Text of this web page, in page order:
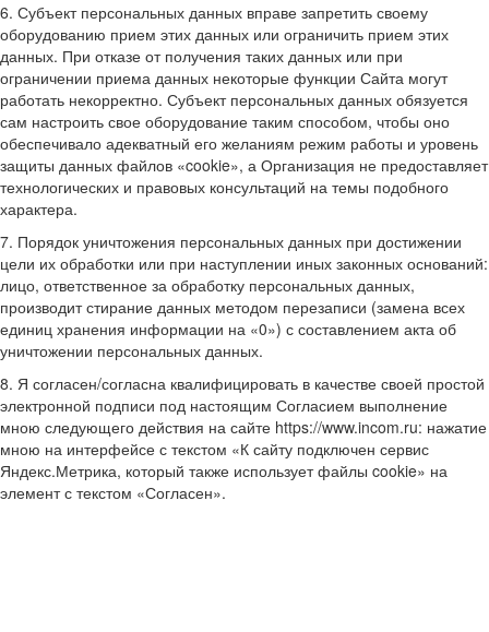
6. Субъект персональных данных вправе запретить своему
оборудованию прием этих данных или ограничить прием этих
данных. При отказе от получения таких данных или при
ограничении приема данных некоторые функции Сайта могут
работать некорректно. Субъект персональных данных обязуется
сам настроить свое оборудование таким способом, чтобы оно
обеспечивало адекватный его желаниям режим работы и уровень
защиты данных файлов «cookie», а Организация не предоставляет
технологических и правовых консультаций на темы подобного
характера.
7. Порядок уничтожения персональных данных при достижении
цели их обработки или при наступлении иных законных оснований:
лицо, ответственное за обработку персональных данных,
производит стирание данных методом перезаписи (замена всех
единиц хранения информации на «0») с составлением акта об
уничтожении персональных данных.
8. Я согласен/согласна квалифицировать в качестве своей простой
электронной подписи под настоящим Согласием выполнение
мною следующего действия на сайте https://www.incom.ru: нажатие
мною на интерфейсе с текстом «К сайту подключен сервис
Яндекс.Метрика, который также использует файлы cookie» на
элемент с текстом «Согласен».